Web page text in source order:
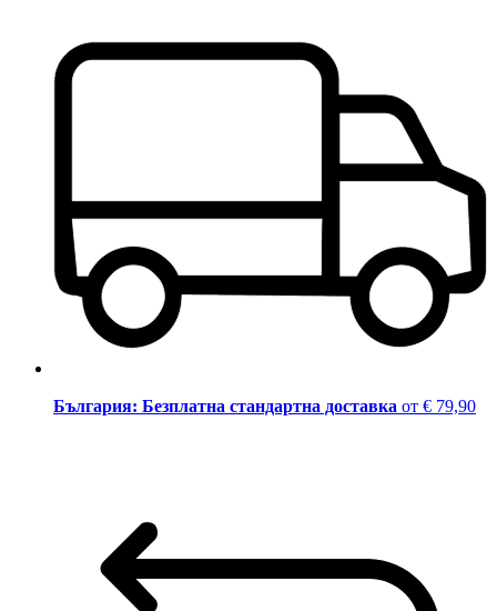
България: Безплатна стандартна доставка от € 79,90